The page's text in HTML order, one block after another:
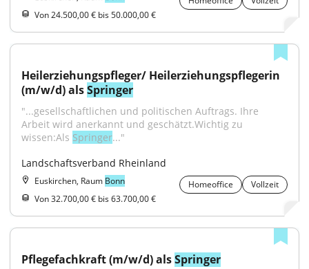
Von 24.500,00 € bis 50.000,00 €
Heilerziehungspfleger/ Heilerziehungspflegerin
(m/w/d) als Springer
"...gesellschaftlichen und politischen Auftrags. Ihre
Arbeit wird anerkannt und geschätzt.Wichtig zu
wissen:Als Springer..."
Landschaftsverband Rheinland
Euskirchen, Raum Bonn Homeoffice
Vollzeit
Von 32.700,00 € bis 63.700,00 €
Pflegefachkraft (m/w/d) als Springer